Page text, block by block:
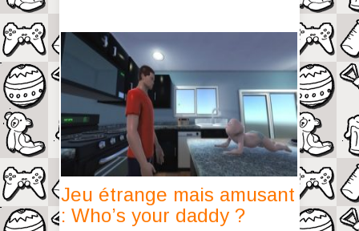
Jeu étrange mais amusant
: Who’s your daddy ?